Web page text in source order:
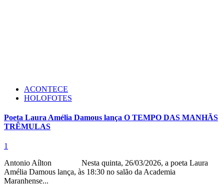
ACONTECE
HOLOFOTES
Poeta Laura Amélia Damous lança O TEMPO DAS MANHÃS
TRÊMULAS
1
Antonio Aílton Nesta quinta, 26/03/2026, a poeta Laura
Amélia Damous lança, às 18:30 no salão da Academia
Maranhense...